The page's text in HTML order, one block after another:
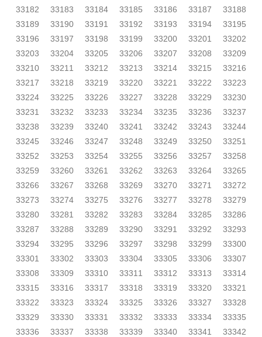
33182
33183 33184 33185 33186 33187
33188
33189
33190 33191 33192 33193 33194
33195
33196
33197 33198 33199 33200 33201
33202
33203
33204 33205 33206 33207 33208
33209
33210
33211 33212 33213 33214 33215
33216
33217
33218 33219 33220 33221 33222
33223
33224
33225 33226 33227 33228 33229
33230
33231
33232 33233 33234 33235 33236
33237
33238
33239 33240 33241 33242 33243
33244
33245
33246 33247 33248 33249 33250
33251
33252
33253 33254 33255 33256 33257
33258
33259
33260 33261 33262 33263 33264
33265
33266
33267 33268 33269 33270 33271
33272
33273
33274 33275 33276 33277 33278
33279
33280
33281 33282 33283 33284 33285
33286
33287
33288 33289 33290 33291 33292
33293
33294
33295 33296 33297 33298 33299
33300
33301
33302 33303 33304 33305 33306
33307
33308
33309 33310 33311 33312 33313
33314
33315
33316 33317 33318 33319 33320
33321
33322
33323 33324 33325 33326 33327
33328
33329
33330 33331 33332 33333 33334
33335
33336
33337 33338 33339 33340 33341
33342